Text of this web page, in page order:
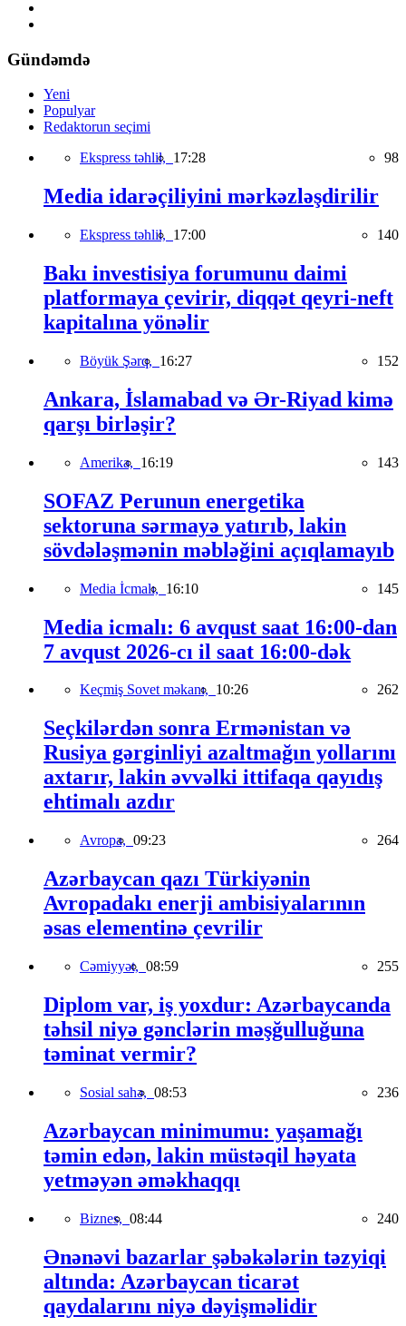
Gündəmdə
Yeni
Populyar
Redaktorun seçimi
Ekspress təhlil, 17:28 98
Media idarəçiliyini mərkəzləşdirilir
Ekspress təhlil, 17:00 140
Bakı investisiya forumunu daimi
platformaya çevirir, diqqət qeyri-neft
kapitalına yönəlir
Böyük Şərq, 16:27 152
Ankara, İslamabad və Ər-Riyad kimə
qarşı birləşir?
Amerika, 16:19 143
SOFAZ Perunun energetika
sektoruna sərmayə yatırıb, lakin
sövdələşmənin məbləğini açıqlamayıb
Media İcmalı, 16:10 145
Media icmalı: 6 avqust saat 16:00-dan
7 avqust 2026-cı il saat 16:00-dək
Keçmiş Sovet məkanı, 10:26 262
Seçkilərdən sonra Ermənistan və
Rusiya gərginliyi azaltmağın yollarını
axtarır, lakin əvvəlki ittifaqa qayıdış
ehtimalı azdır
Avropa, 09:23 264
Azərbaycan qazı Türkiyənin
Avropadakı enerji ambisiyalarının
əsas elementinə çevrilir
Cəmiyyət, 08:59 255
Diplom var, iş yoxdur: Azərbaycanda
təhsil niyə gənclərin məşğulluğuna
təminat vermir?
Sosial sahə, 08:53 236
Azərbaycan minimumu: yaşamağı
təmin edən, lakin müstəqil həyata
yetməyən əməkhaqqı
Biznes, 08:44 240
Ənənəvi bazarlar şəbəkələrin təzyiqi
altında: Azərbaycan ticarət
qaydalarını niyə dəyişməlidir